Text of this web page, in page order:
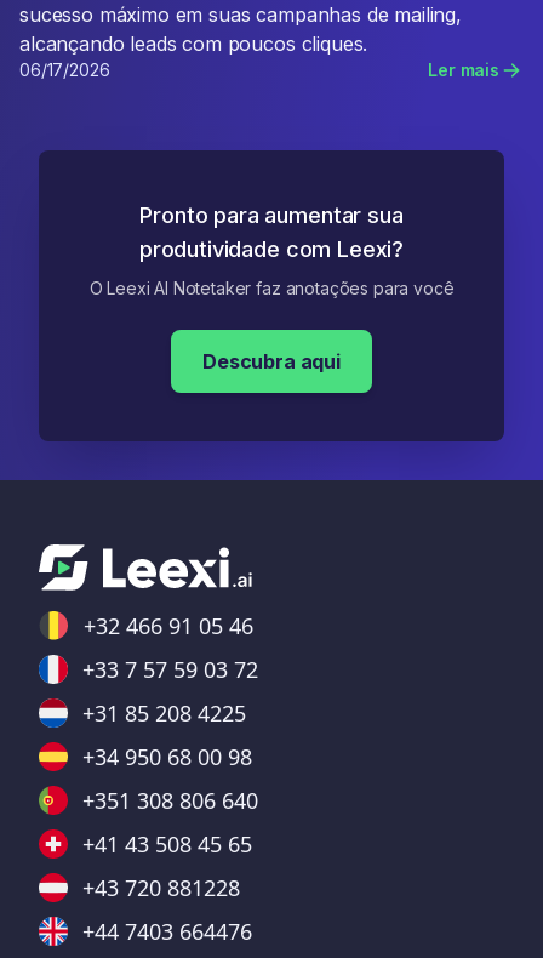
sucesso máximo em suas campanhas de mailing,
alcançando leads com poucos cliques.
06/17/2026 Ler mais
Pronto para aumentar sua
produtividade com Leexi?
O Leexi AI Notetaker faz anotações para você
Descubra aqui
+32 466 91 05 46
+33 7 57 59 03 72
+31 85 208 4225
+34 950 68 00 98
+351 308 806 640
+41 43 508 45 65
+43 720 881228
+44 7403 664476